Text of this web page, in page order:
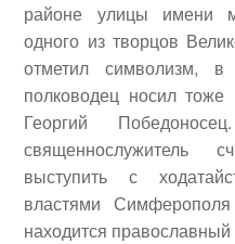
районе улицы имени
одного из творцов
отметил символизм,
полководец носил
Георгий
священнослужитель
выступить с
властями
находится